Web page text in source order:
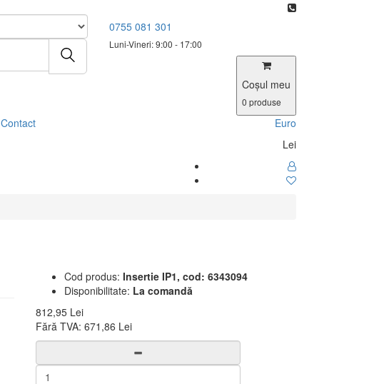
0755 081 301
Luni-Vineri: 9:00 - 17:00
Coşul meu
0 produse
Contact
Euro
Lei
Cod produs: Insertie IP1, cod: 6343094
Disponibilitate: La comandă
812,95 Lei
Fără TVA: 671,86 Lei